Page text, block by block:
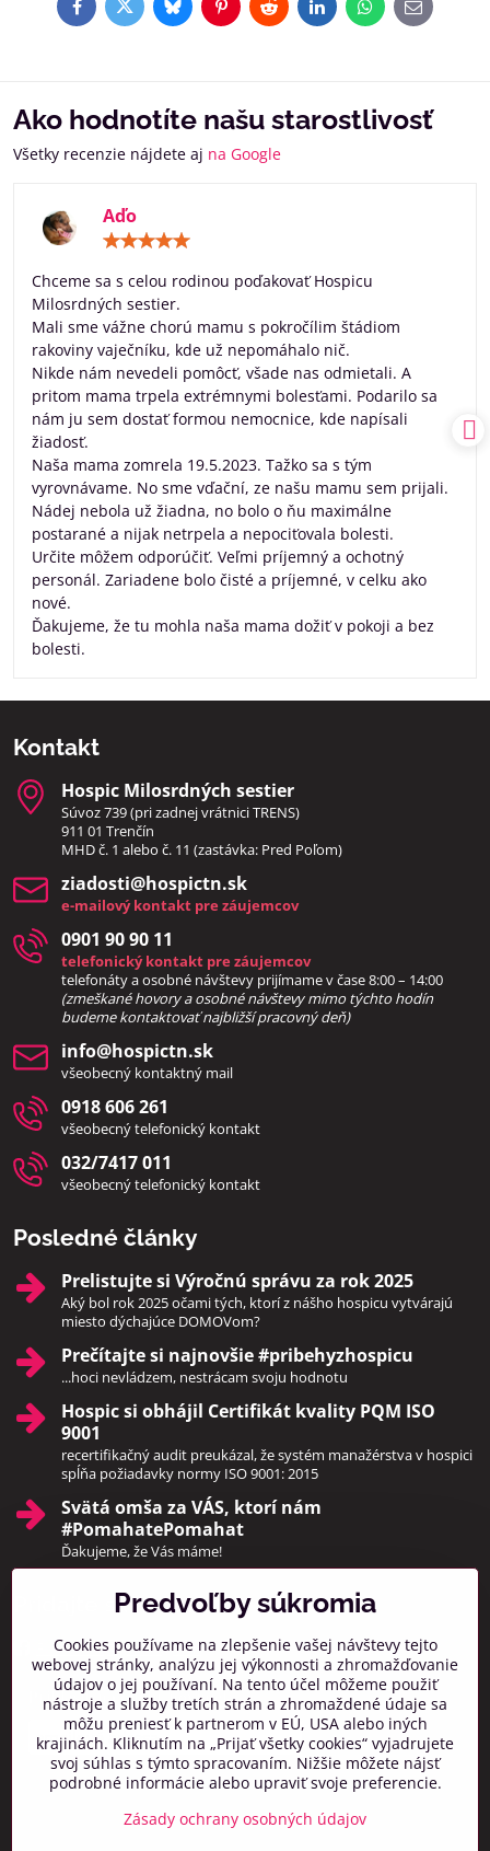
FacebookTwitterBlueskyPinterestRedditLinkedInWhatsApp
E-
mail
Ako hodnotíte našu starostlivosť
Všetky recenzie nájdete aj na Google
Aďo
5
Chceme sa s celou rodinou poďakovať Hospicu
Milosrdných sestier.
Mali sme vážne chorú mamu s pokročílim štádiom
rakoviny vaječníku, kde už nepomáhalo nič.
Nikde nám nevedeli pomôcť, všade nas odmietali. A
pritom mama trpela extrémnymi bolesťami. Podarilo sa
nám ju sem dostať formou nemocnice, kde napísali
žiadosť.
Naša mama zomrela 19.5.2023. Tažko sa s tým
vyrovnávame. No sme vďační, ze našu mamu sem prijali.
Nádej nebola už žiadna, no bolo o ňu maximálne
postarané a nijak netrpela a nepociťovala bolesti.
Určite môžem odporúčiť. Veľmi príjemný a ochotný
personál. Zariadene bolo čisté a príjemné, v celku ako
nové.
Ďakujeme, že tu mohla naša mama dožiť v pokoji a bez
bolesti.
Kontakt
Hospic Milosrdných sestier
Súvoz 739 (pri zadnej vrátnici TRENS)
911 01 Trenčín
MHD č. 1 alebo č. 11 (zastávka: Pred Poľom)
ziadosti​@hospictn​.sk
e-mailový kontakt pre záujemcov
0901 90 90 11
telefonický kontakt pre záujemcov
telefonáty a osobné návštevy prijímame v čase 8:00 – 14:00
(zmeškané hovory a osobné návštevy mimo týchto hodín
budeme kontaktovať najbližší pracovný deň)
info​@hospictn​.sk
všeobecný kontaktný mail
0918 606 261
všeobecný telefonický kontakt
032/7417 011
všeobecný telefonický kontakt
Posledné články
Prelistujte si Výročnú správu za rok 2025
Aký bol rok 2025 očami tých, ktorí z nášho hospicu vytvárajú
miesto dýchajúce DOMOVom?
Prečítajte si najnovšie #pribehyzhospicu
...hoci nevládzem, nestrácam svoju hodnotu
Hospic si obhájil Certifikát kvality PQM ISO
9001
recertifikačný audit preukázal, že systém manažérstva v hospici
spĺňa požiadavky normy ISO 9001: 2015
Svätá omša za VÁS, ktorí nám
#PomahatePomahat
Ďakujeme, že Vás máme!
Pridajte sa k nám
Facebook Instagram
Prihlásiť na odber noviniek
Predvoľby súkromia
Cookies používame na zlepšenie vašej návštevy tejto
webovej stránky, analýzu jej výkonnosti a zhromažďovanie
údajov o jej používaní. Na tento účel môžeme použiť
nástroje a služby tretích strán a zhromaždené údaje sa
môžu preniesť k partnerom v EÚ, USA alebo iných
krajinách. Kliknutím na „Prijať všetky cookies“ vyjadrujete
svoj súhlas s týmto spracovaním. Nižšie môžete nájsť
podrobné informácie alebo upraviť svoje preferencie.
Zásady ochrany osobných údajov